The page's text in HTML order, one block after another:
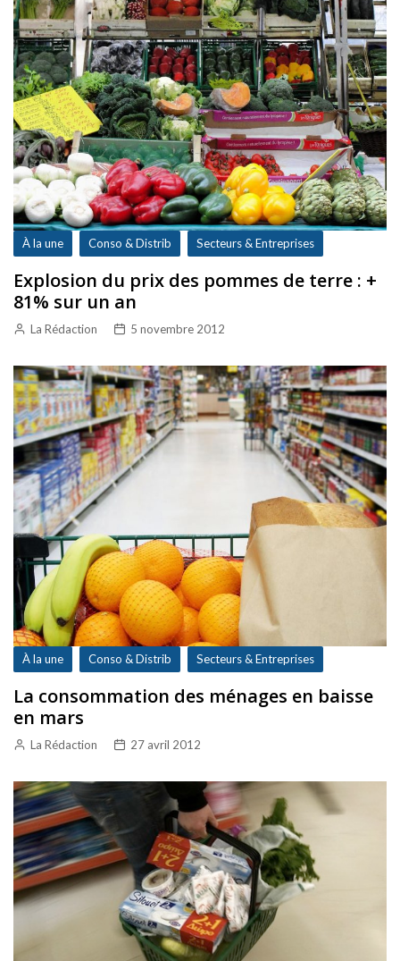
À la une Conso & Distrib Secteurs & Entreprises
Explosion du prix des pommes de terre : +
81% sur un an
La Rédaction 5 novembre 2012
À la une Conso & Distrib Secteurs & Entreprises
La consommation des ménages en baisse
en mars
La Rédaction 27 avril 2012